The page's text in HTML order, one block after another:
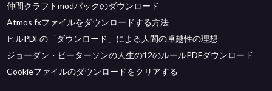
仲間クラフトmodパックのダウンロード
Atmos fxファイルをダウンロードする方法
ヒルPDFの「ダウンロード」による人間の卓越性の理想
ジョーダン・ピーターソンの人生の12のルールPDFダウンロード
Cookieファイルのダウンロードをクリアする